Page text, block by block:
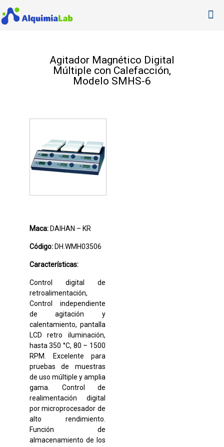
Agitador Magnético Digital
Múltiple con Calefacción,
Modelo SMHS-6
Maca:DAIHAN – KR
Código:DH.WMH03506
Características:
Control digital de
retroalimentación,
Control independiente
de agitación y
calentamiento, pantalla
LCD retro iluminación,
hasta 350 °C, 80 – 1500
RPM. Excelente para
pruebas de muestras
de uso múltiple y amplia
gama. Control de
realimentación digital
por microprocesador de
alto rendimiento.
Función de
almacenamiento de los